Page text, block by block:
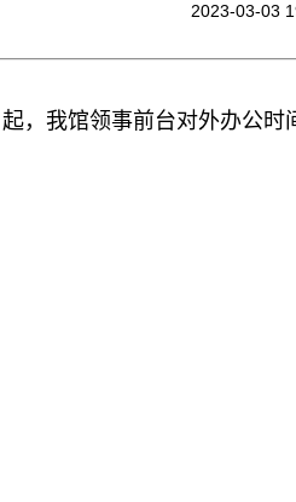
2023-03-03
，我馆领事前台对外办公